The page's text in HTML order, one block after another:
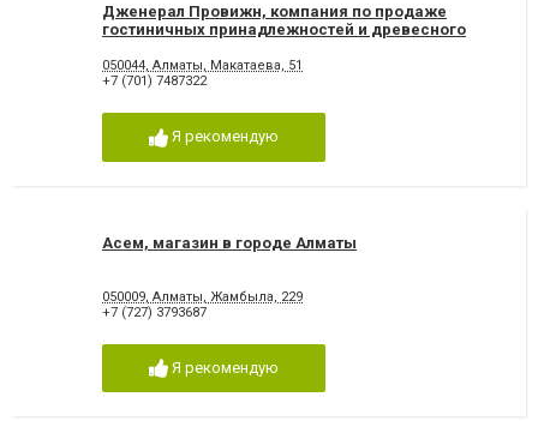
Дженерал Провижн, компания по продаже
гостиничных принадлежностей и древесного
050044, Алматы, Макатаева, 51
+7 (701) 7487322
Я рекомендую
Асем, магазин в городе Алматы
050009, Алматы, Жамбыла, 229
+7 (727) 3793687
Я рекомендую